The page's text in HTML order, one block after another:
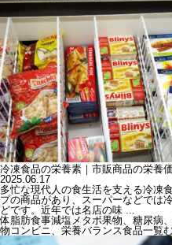
冷凍食品の栄養素｜市販商品の栄養
2025.06.17
多忙な現代人の食生活を支える冷凍
プの商品があり、スーパーなどでは
どです。近年では名店の味 ...
体脂肪食事減塩 メタボ果物、糖尿病
物 コンビニ、栄養バランス食品一覧